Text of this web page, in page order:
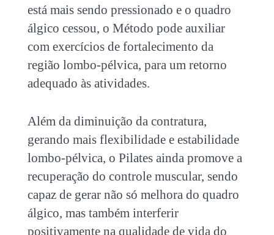
está mais sendo pressionado e o quadro
álgico cessou, o Método pode auxiliar
com exercícios de fortalecimento da
região lombo-pélvica, para um retorno
adequado às atividades.
Além da diminuição da contratura,
gerando mais flexibilidade e estabilidade
lombo-pélvica, o Pilates ainda promove a
recuperação do controle muscular, sendo
capaz de gerar não só melhora do quadro
álgico, mas também interferir
positivamente na qualidade de vida do